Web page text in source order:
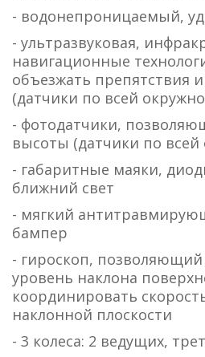
- водонепроницаемый,
- ультразвуковая,
навигационные
объезжать препятствия
(датчики по всей
- фотодатчики,
высоты (датчики по всей
- габаритные маяки,
ближний свет
- мягкий
бампер
- гироскоп, позволяющий
уровень наклона
координировать
наклонной плоскости
- 3 колеса: 2 ведущих,